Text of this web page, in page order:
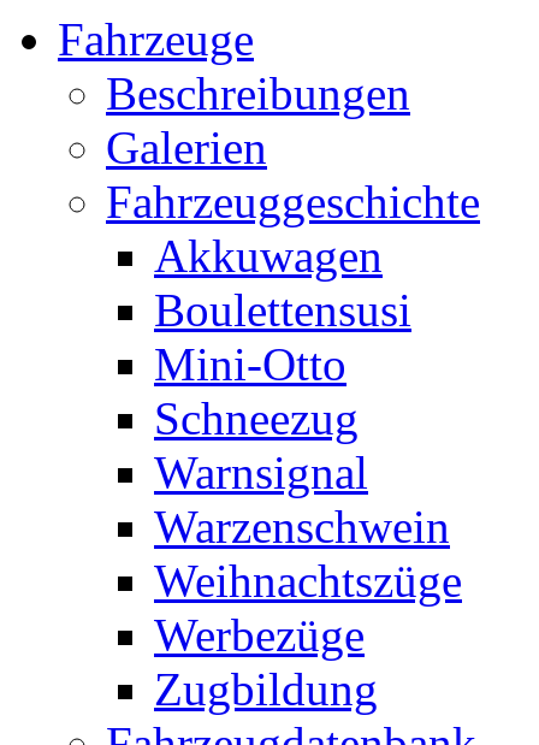
Fahrzeuge
Beschreibungen
Galerien
Fahrzeuggeschichte
Akkuwagen
Boulettensusi
Mini-Otto
Schneezug
Warnsignal
Warzenschwein
Weihnachtszüge
Werbezüge
Zugbildung